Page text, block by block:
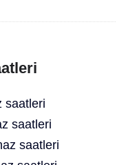
saatleri
saatleri
saatleri